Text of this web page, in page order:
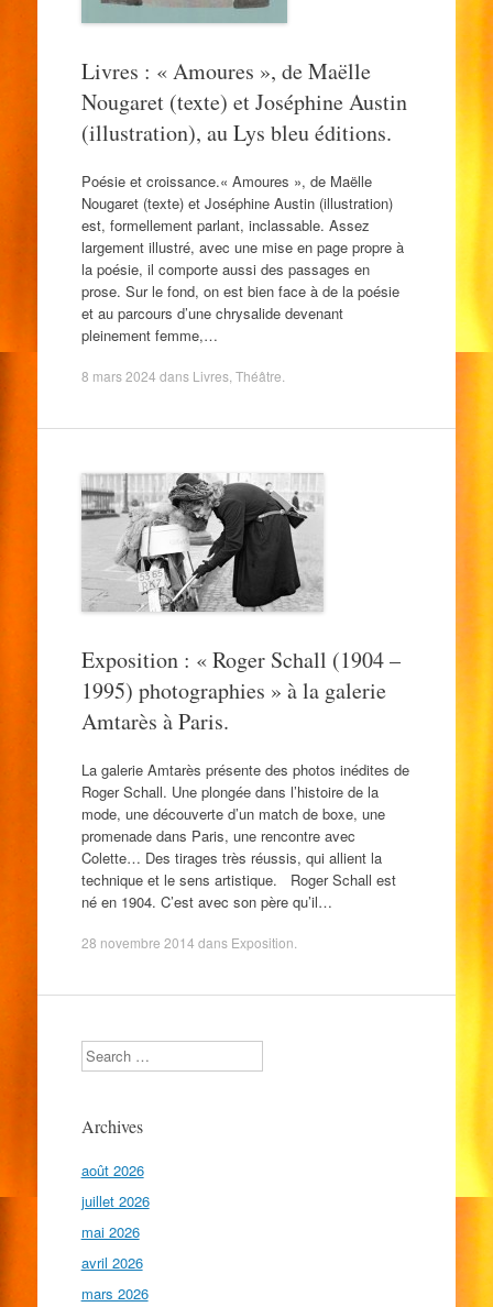
Livres : « Amoures », de Maëlle
Nougaret (texte) et Joséphine Austin
(illustration), au Lys bleu éditions.
Poésie et croissance.« Amoures », de Maëlle
Nougaret (texte) et Joséphine Austin (illustration)
est, formellement parlant, inclassable. Assez
largement illustré, avec une mise en page propre à
la poésie, il comporte aussi des passages en
prose. Sur le fond, on est bien face à de la poésie
et au parcours d’une chrysalide devenant
pleinement femme,…
8 mars 2024 dans Livres, Théâtre
Exposition : « Roger Schall (1904 –
1995) photographies » à la galerie
Amtarès à Paris.
La galerie Amtarès présente des photos inédites de
Roger Schall. Une plongée dans l’histoire de la
mode, une découverte d’un match de boxe, une
promenade dans Paris, une rencontre avec
Colette… Des tirages très réussis, qui allient la
technique et le sens artistique. Roger Schall est
né en 1904. C’est avec son père qu’il…
28 novembre 2014 dans Exposition
Search
Archives
août 2026
juillet 2026
mai 2026
avril 2026
mars 2026